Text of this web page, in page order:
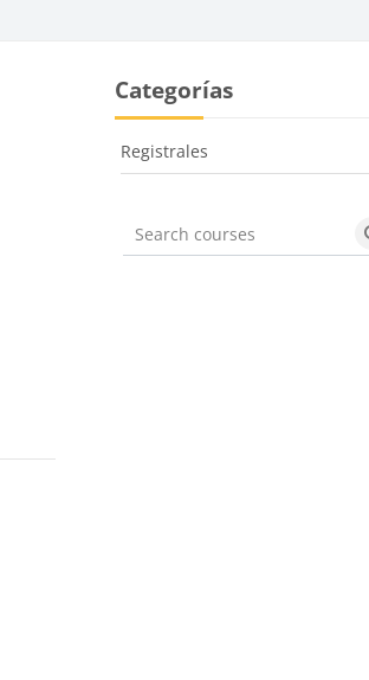
Categorías
Registrales
Search courses